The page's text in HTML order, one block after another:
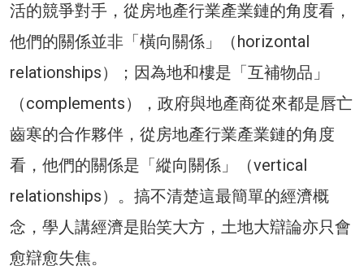
活的競爭對手，從房地產行業產業鏈的角度看，
他們的關係並非「橫向關係」（horizontal
relationships）；因為地和樓是「互補物品」
（complements），政府與地產商從來都是唇亡
齒寒的合作夥伴，從房地產行業產業鏈的角度
看，他們的關係是「縱向關係」（vertical
relationships）。搞不清楚這最簡單的經濟概
念，學人講經濟是貽笑大方，土地大辯論亦只會
愈辯愈失焦。